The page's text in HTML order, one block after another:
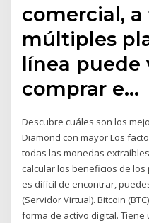
comercial, a
múltiples
línea puede
comprar e…
Descubre cuáles son los
Diamond con mayor Los
todas las monedas
calcular los beneficios de
es difícil de encontrar,
(Servidor Virtual). Bitcoin
forma de activo digital.